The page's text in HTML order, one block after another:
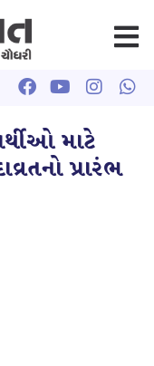
માટે
પ્રારંભ